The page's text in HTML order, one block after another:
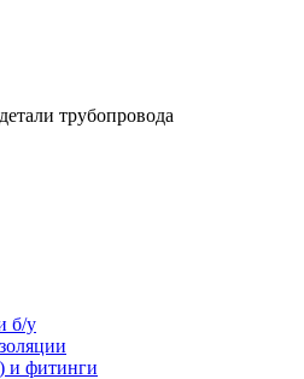
трубопровода
б/у
фитинги